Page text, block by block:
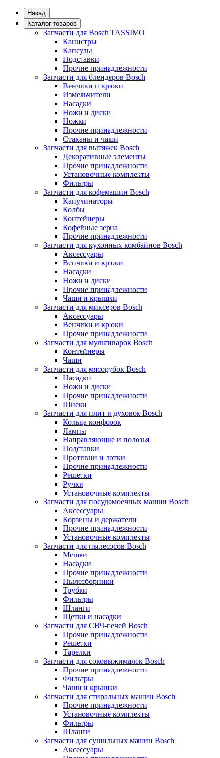
Назад
Каталог товаров
Запчасти для Bosch TASSIMO
Канистры
Капсулы
Подставки
Прочие принадлежности
Запчасти для блендеров Bosch
Венчики и крюки
Измельчители
Насадки
Ножи и диски
Ножки
Прочие принадлежности
Стаканы и чаши
Запчасти для вытяжек Bosch
Декоративные элементы
Прочие принадлежности
Установочные комплекты
Фильтры
Запчасти для кофемашин Bosch
Капучинаторы
Колбы
Контейнеры
Кофейные зерна
Прочие принадлежности
Запчасти для кухонных комбайнов Bosch
Аксессуары
Венчики и крюки
Насадки
Ножи и диски
Прочие принадлежности
Чаши и крышки
Запчасти для миксеров Bosch
Аксессуары
Венчики и крюки
Прочие принадлежности
Запчасти для мультиварок Bosch
Контейнеры
Чаши
Запчасти для мясорубок Bosch
Насадки
Ножи и диски
Прочие принадлежности
Шнеки
Запчасти для плит и духовок Bosch
Кольца конфорок
Лампы
Направляющие и полозья
Подставки
Противни и лотки
Прочие принадлежности
Решетки
Ручки
Установочные комплекты
Запчасти для посудомоечных машин Bosch
Аксессуары
Корзины и держатели
Прочие принадлежности
Установочные комплекты
Запчасти для пылесосов Bosch
Мешки
Насадки
Прочие принадлежности
Пылесборники
Трубки
Фильтры
Шланги
Щетки и насадки
Запчасти для СВЧ-печей Bosch
Прочие принадлежности
Решетки
Тарелки
Запчасти для соковыжималок Bosch
Прочие принадлежности
Фильтры
Чаши и крышки
Запчасти для стиральных машин Bosch
Прочие принадлежности
Установочные комплекты
Фильтры
Шланги
Запчасти для сушильных машин Bosch
Аксессуары